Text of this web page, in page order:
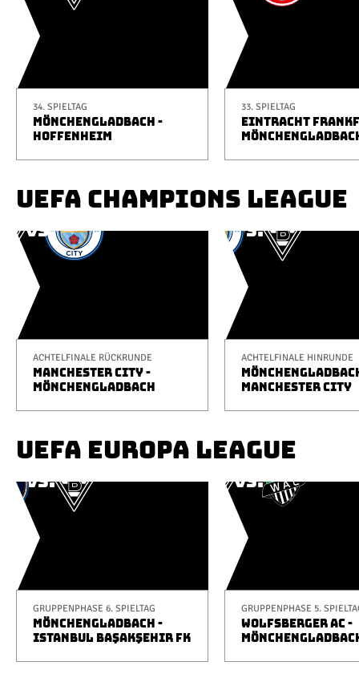
34. SPIELTAG
MÖNCHENGLADBACH -
HOFFENHEIM
33. SPIELTAG
EINTRACHT
UEFA CHAMPIONS LEAGUE
ACHTELFINALE RÜCKRUNDE
MANCHESTER CITY -
MÖNCHENGLADBACH
ACHTELFINALE HINRUNDE
MANCHESTER CITY
UEFA EUROPA LEAGUE
GRUPPENPHASE 6. SPIELTAG
MÖNCHENGLADBACH -
ISTANBUL BAŞAKŞEHIR FK
GRUPPENPHASE 5.
WOLFSBERGER AC -